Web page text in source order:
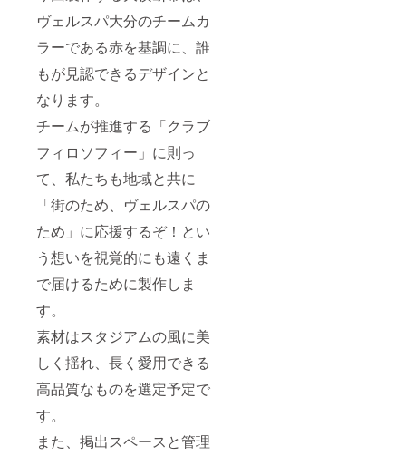
ヴェルスパ大分のチームカ
ラーである赤を基調に、誰
もが見認できるデザインと
なります。
チームが推進する「クラブ
フィロソフィー」に則っ
て、私たちも地域と共に
「街のため、ヴェルスパの
ため」に応援するぞ！とい
う想いを視覚的にも遠くま
で届けるために製作しま
す。
素材はスタジアムの風に美
しく揺れ、長く愛用できる
高品質なものを選定予定で
す。
また、掲出スペースと管理